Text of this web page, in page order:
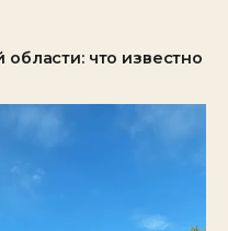
что известно